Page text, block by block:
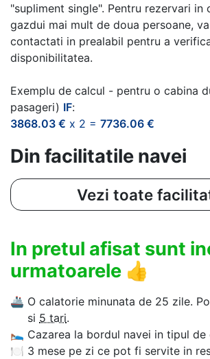
"supliment single". Pentru rezervari in
gazdui mai mult de doua persoane,
contactati in prealabil pentru a
disponibilitatea.
Exemplu de calcul - pentru o cabina
pasageri) IF:
3868.03 € x 2 = 7736.06 €
Din facilitatile navei
Vezi toate
In pretul afisat sunt
urmatoarele 👍
🚢 O calatorie minunata de 25 zile.
si 5 tari.
🛌 Cazarea la bordul navei in tipul de
🍽 3 mese pe zi ce pot fi servite in